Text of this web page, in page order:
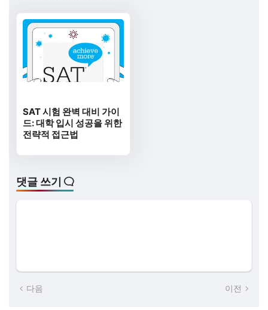
SAT 시험 완벽 대비 가이
드: 대학 입시 성공을 위한
전략적 접근법
댓글 쓰기
다음 이전